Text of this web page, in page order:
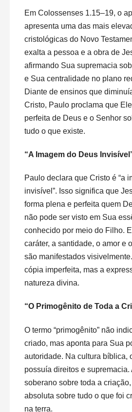
Em Colossenses 1.15–19, o
apresenta uma das mais
cristológicas do Novo
exalta a pessoa e a obra de
afirmando Sua supremacia
e Sua centralidade no plano
Diante de ensinos que
Cristo, Paulo proclama que
perfeita de Deus e o Senhor
tudo o que existe.
“A Imagem do Deus
Paulo declara que Cristo é “a
invisível”. Isso significa que
forma plena e perfeita quem
não pode ser visto em Sua
conhecido por meio do Filho.
caráter, a santidade, o amor e
são manifestados
cópia imperfeita, mas a
natureza divina.
“O Primogênito de Toda a
O termo “primogênito” não
criado, mas aponta para Sua
autoridade. Na cultura bíblica,
possuía direitos e supremacia.
soberano sobre toda a
absoluta sobre tudo o que foi
na terra.